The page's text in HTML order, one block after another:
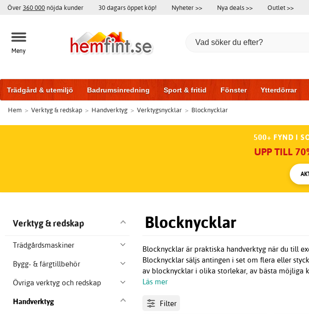
Över 360 000 nöjda kunder 30 dagars öppet köp! Nyheter >> Nya deals >> Outlet >>
Meny
Trädgård & utemiljö Badrumsinredning Sport & fritid Fönster Ytterdörrar
Badrumsmöbler Träningsutrustning Garageportar Bil & garage
Hem > Verktyg & redskap > Handverktyg > Verktygsnycklar > Blocknycklar
500+ FYND I
UPP TILL
Blocknycklar
Blocknycklar är praktiska handverktyg när du till
Blocknycklar säljs antingen i set om flera eller
av blocknycklar i olika storlekar, av bästa
Läs mer
Verktyg & redskap
Trädgårdsmaskiner
Bygg- & färgtillbehör
Övriga verktyg och redskap
Handverktyg
Filter